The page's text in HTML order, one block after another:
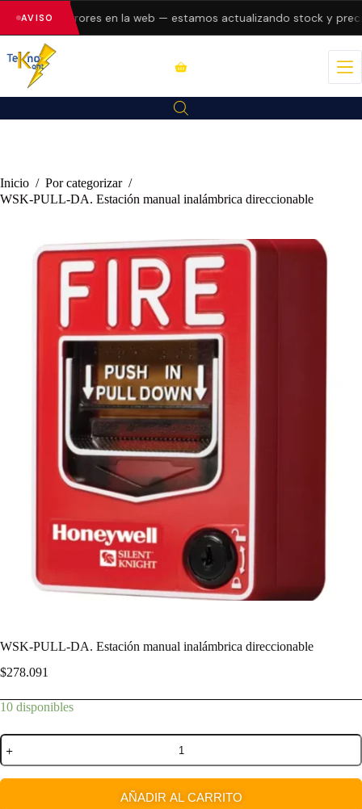
AVISO errores en la web — estamos actualizando stock y
Inicio / Por categorizar /
WSK-PULL-DA. Estación manual inalámbrica direccionable
WSK-PULL-DA. Estación manual inalámbrica direccionable
$278.091
10 disponibles
AÑADIR AL CARRITO